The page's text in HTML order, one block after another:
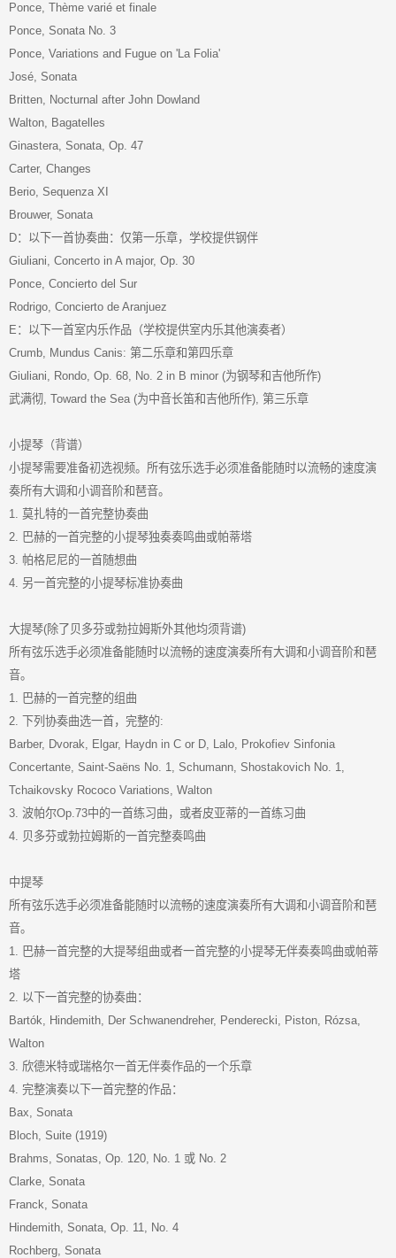
Ponce, Thème varié et finale
Ponce, Sonata No. 3
Ponce, Variations and Fugue on 'La Folia'
José, Sonata
Britten, Nocturnal after John Dowland
Walton, Bagatelles
Ginastera, Sonata, Op. 47
Carter, Changes
Berio, Sequenza XI
Brouwer, Sonata
D：以下一首协奏曲：仅第一乐章，学校提供钢伴
Giuliani, Concerto in A major, Op. 30
Ponce, Concierto del Sur
Rodrigo, Concierto de Aranjuez
E：以下一首室内乐作品（学校提供室内乐其他演奏者）
Crumb, Mundus Canis: 第二乐章和第四乐章
Giuliani, Rondo, Op. 68, No. 2 in B minor (为钢琴和吉他所作)
武满彻, Toward the Sea (为中音长笛和吉他所作), 第三乐章
小提琴（背谱）
小提琴需要准备初选视频。所有弦乐选手必须准备能随时以流畅的速度演
奏所有大调和小调音阶和琶音。
1. 莫扎特的一首完整协奏曲
2. 巴赫的一首完整的小提琴独奏奏鸣曲或帕蒂塔
3. 帕格尼尼的一首随想曲
4. 另一首完整的小提琴标准协奏曲
大提琴(除了贝多芬或勃拉姆斯外其他均须背谱)
所有弦乐选手必须准备能随时以流畅的速度演奏所有大调和小调音阶和琶
音。
1. 巴赫的一首完整的组曲
2. 下列协奏曲选一首，完整的:
Barber, Dvorak, Elgar, Haydn in C or D, Lalo, Prokofiev Sinfonia
Concertante, Saint-Saëns No. 1, Schumann, Shostakovich No. 1,
Tchaikovsky Rococo Variations, Walton
3. 波帕尔Op.73中的一首练习曲，或者皮亚蒂的一首练习曲
4. 贝多芬或勃拉姆斯的一首完整奏鸣曲
中提琴
所有弦乐选手必须准备能随时以流畅的速度演奏所有大调和小调音阶和琶
音。
1. 巴赫一首完整的大提琴组曲或者一首完整的小提琴无伴奏奏鸣曲或帕蒂
塔
2. 以下一首完整的协奏曲：
Bartók, Hindemith, Der Schwanendreher, Penderecki, Piston, Rózsa,
Walton
3. 欣德米特或瑞格尔一首无伴奏作品的一个乐章
4. 完整演奏以下一首完整的作品：
Bax, Sonata
Bloch, Suite (1919)
Brahms, Sonatas, Op. 120, No. 1 或 No. 2
Clarke, Sonata
Franck, Sonata
Hindemith, Sonata, Op. 11, No. 4
Rochberg, Sonata